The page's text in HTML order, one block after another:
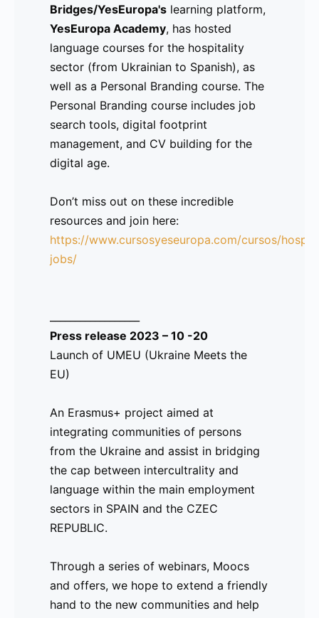
Bridges/YesEuropa's learning platform,
YesEuropa Academy, has hosted
language courses for the hospitality
sector (from Ukrainian to Spanish), as
well as a Personal Branding course. The
Personal Branding course includes job
search tools, digital footprint
management, and CV building for the
digital age.
Don’t miss out on these incredible
resources and join here:
https://www.cursosyeseuropa.com/cursos/
jobs/
Press release 2023 – 10 -20
Launch of UMEU (Ukraine Meets the
EU)
An Erasmus+ project aimed at
integrating communities of persons
from the Ukraine and assist in bridging
the cap between intercultrality and
language within the main employment
sectors in SPAIN and the CZEC
REPUBLIC.
Through a series of webinars, Moocs
and offers, we hope to extend a friendly
hand to the new communities and help
sectores laborales en Españayla
República Checa.
A través de una serie de webinars,
Moocs y ofertas, esperamos extender
una mano amiga a las nuevas
comunidades y ayudarlas a acercarse al
empleo, a la integración social y a un
nuevo comienzo libre de estigmas y
Lee la Nota de Prensa aquí